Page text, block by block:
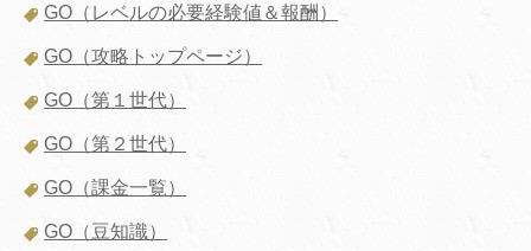
GO（レベルの必要経験値＆報酬）
GO（攻略トップページ）
GO（第１世代）
GO（第２世代）
GO（課金一覧）
GO（豆知識）